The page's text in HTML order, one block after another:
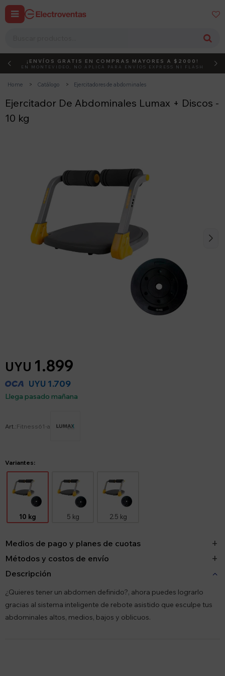
 
DEBUT ACTIVÁ EL CÓDIGO
¡ENVÍOS GRATIS EN COMPRAS MAYORES A $2000!
EN MONTEVIDEO, NO APLICA PARA ENVÍOS EXPRESS NI FLASH
Home Catálogo Ejercitadores de abdominales
Ejercitador De Abdominales Lumax + Discos -
10 kg
UYU 1.899
UYU 1.709
Llega pasado mañana
Fitness61-a
Variantes:
10 kg 5 kg 2.5 kg
Medios de pago y planes de cuotas
Métodos y costos de envío
Descripción
¿Quieres tener un abdomen definido?, ahora puedes lograrlo
gracias al sistema inteligente de rebote asistido que esculpe tus
abdominales altos, medios, bajos y oblicuos.